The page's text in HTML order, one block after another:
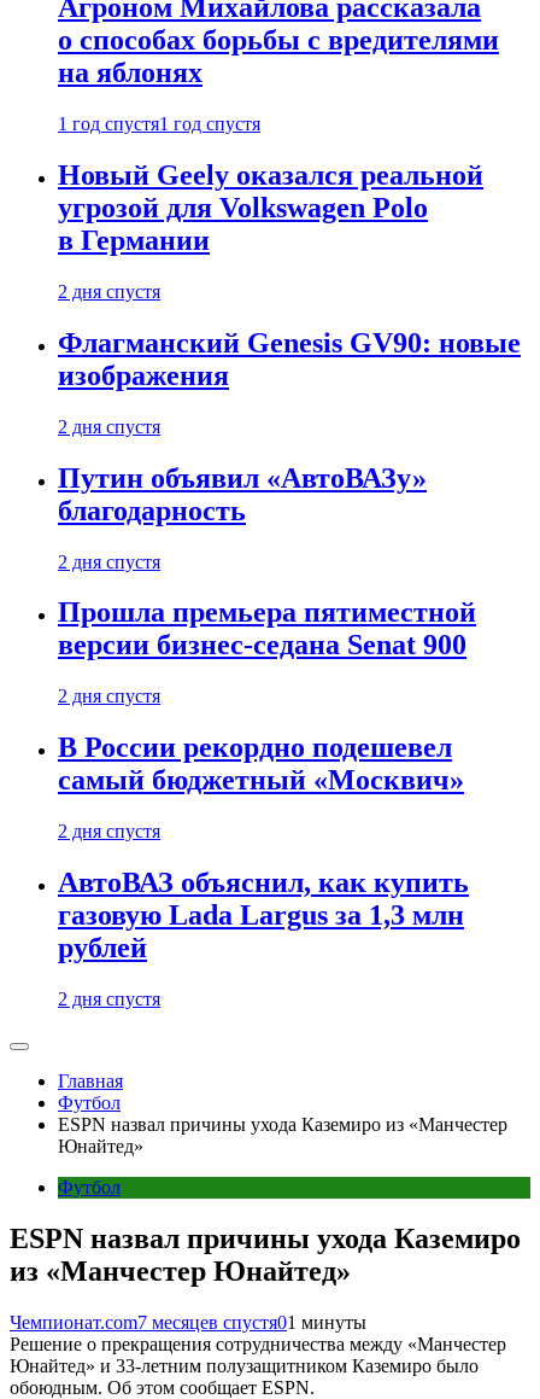
Агроном Михайлова рассказала
о способах борьбы с вредителями
на яблонях
1 год спустя1 год спустя
Новый Geely оказался реальной
угрозой для Volkswagen Polo
в Германии
2 дня спустя
Флагманский Genesis GV90: новые
изображения
2 дня спустя
Путин объявил «АвтоВАЗу»
благодарность
2 дня спустя
Прошла премьера пятиместной
версии бизнес-седана Senat 900
2 дня спустя
В России рекордно подешевел
самый бюджетный «Москвич»
2 дня спустя
АвтоВАЗ объяснил, как купить
газовую Lada Largus за 1,3 млн
рублей
2 дня спустя
Главная
Футбол
ESPN назвал причины ухода Каземиро из «Манчестер
Юнайтед»
Футбол
ESPN назвал причины ухода Каземиро
из «Манчестер Юнайтед»
Чемпионат.com7 месяцев спустя01 минуты
Решение о прекращения сотрудничества между «Манчестер
Юнайтед» и 33-летним полузащитником Каземиро было
обоюдным. Об этом сообщает ESPN.